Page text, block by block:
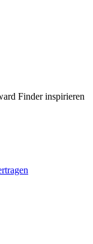
Finder inspirieren